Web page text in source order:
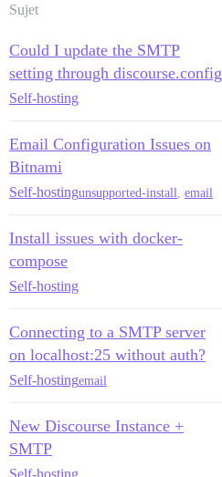
Sujet
Could I update the SMTP
setting through discourse.config
Self-hosting
Email Configuration Issues on
Bitnami
Self-hostingunsupported-install email
Install issues with docker-
compose
Self-hosting
Connecting to a SMTP server
on localhost:25 without auth?
Self-hostingemail
New Discourse Instance +
SMTP